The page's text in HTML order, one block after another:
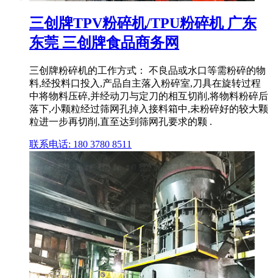
三创牌TPV粉碎机/TPU粉碎机 广东
东莞 三创牌食品商务网
三创牌粉碎机的工作方式： 不良品或水口等需粉碎的物
料,经投料口投入,产品自主落入粉碎室,刀具在旋转过程
中将物料压碎,并经动刀与定刀的相互切削,将物料粉碎后
落下,小颗粒经过筛网孔掉入接料箱中,未粉碎好的较大颗
粒进一步再切削,直至达到筛网孔要求的颗 .
联系电话: 180 3780 8511